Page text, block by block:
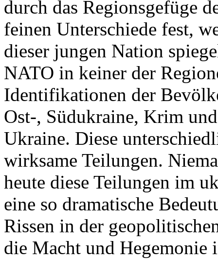
durch das Regionsgefüge
feinen Unterschiede fest,
dieser jungen Nation
NATO in keiner der
Identifikationen der
Ost-, Südukraine, Krim
Ukraine. Diese
wirksame Teilungen.
heute diese Teilungen im
eine so dramatische
Rissen in der
die Macht und Hegemonie